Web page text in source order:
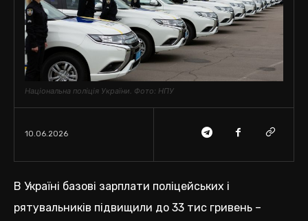
Національна поліція України. Фото: НПУ
10.06.2026
В Україні базові зарплати поліцейських і
рятувальників підвищили до 33 тис гривень –